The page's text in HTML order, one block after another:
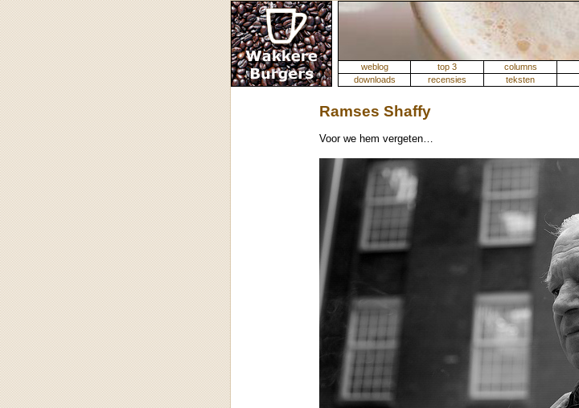
weblog top 3 columns
downloads
recensies teksten
Ramses Shaffy
Voor we hem vergeten…